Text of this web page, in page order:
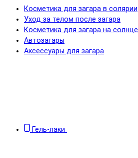
Косметика для загара в солярии
Уход за телом после загара
Косметика для загара на солнце
Автозагары
Аксессуары для загара
Гель-лаки